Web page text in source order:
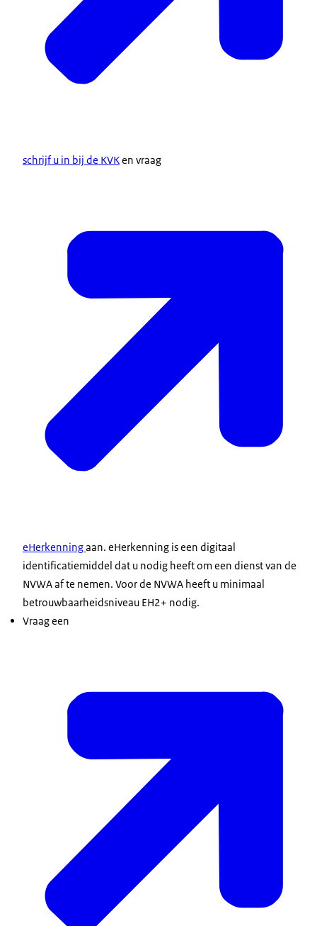
schrijf u in bij de KVKen vraag
eHerkenningaan. eHerkenning is een digitaal
identificatiemiddel dat u nodig heeft om een dienst van de
NVWA af te nemen. Voor de NVWA heeft u minimaal
betrouwbaarheidsniveau EH2+ nodig.
Vraag een